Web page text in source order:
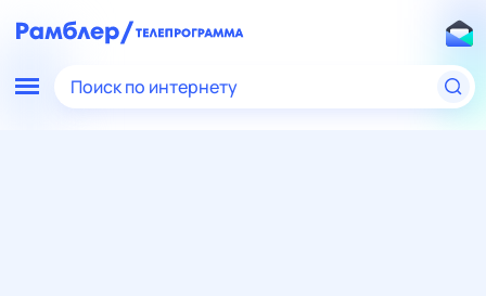
Поиск по интернету